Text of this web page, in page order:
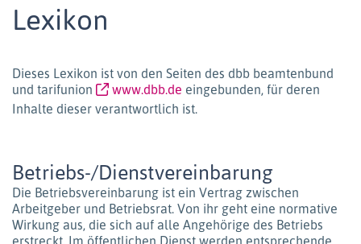
Lexikon
Dieses Lexikon ist von den Seiten des dbb beamtenbund
und tarifunion
www.dbb.de eingebunden, für deren
Inhalte dieser verantwortlich ist.
Betriebs-/Dienstvereinbarung
Die Betriebsvereinbarung ist ein Vertrag zwischen
Arbeitgeber und Betriebsrat. Von ihr geht eine normative
Wirkung aus, die sich auf alle Angehörige des Betriebs